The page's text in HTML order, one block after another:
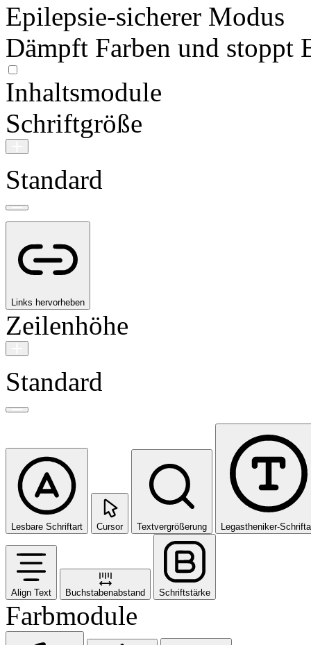
Epilepsie-sicherer Modus
Dämpft Farben und stoppt
Inhaltsmodule
Schriftgröße
Standard
Links hervorheben
Zeilenhöhe
Standard
Lesbare Schriftart Cursor Textvergrößerung Legastheniker-
Align Text Buchstabenabstand Schriftstärke
Farbmodule